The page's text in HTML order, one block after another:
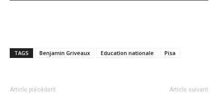
TAGS Benjamin Griveaux Education nationale Pisa
Article précédent Article suivant